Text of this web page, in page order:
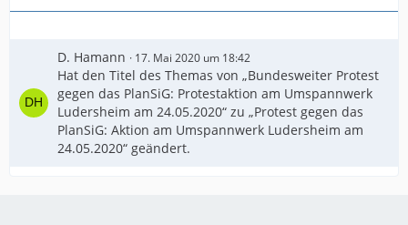
D. Hamann 17. Mai 2020 um 18:42
Hat den Titel des Themas von „Bundesweiter Protest
gegen das PlanSiG: Protestaktion am Umspannwerk
Ludersheim am 24.05.2020“ zu „Protest gegen das
PlanSiG: Aktion am Umspannwerk Ludersheim am
24.05.2020“ geändert.